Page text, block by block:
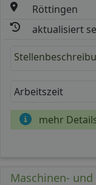
Röttingen
aktualisiert
Arbeitszeit
mehr
Maschinen-